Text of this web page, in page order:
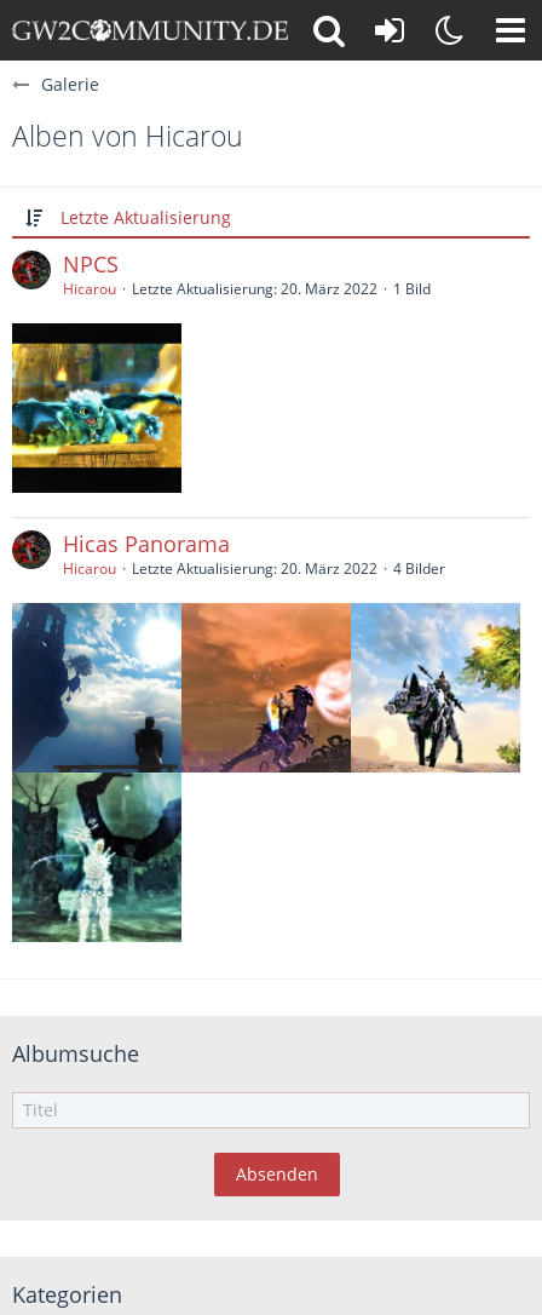
Galerie
Alben von Hicarou
Letzte Aktualisierung
NPCS
Hicarou Letzte Aktualisierung:20. März 2022 1 Bild
Hicas Panorama
Hicarou Letzte Aktualisierung:20. März 2022 4 Bilder
Albumsuche
Kategorien